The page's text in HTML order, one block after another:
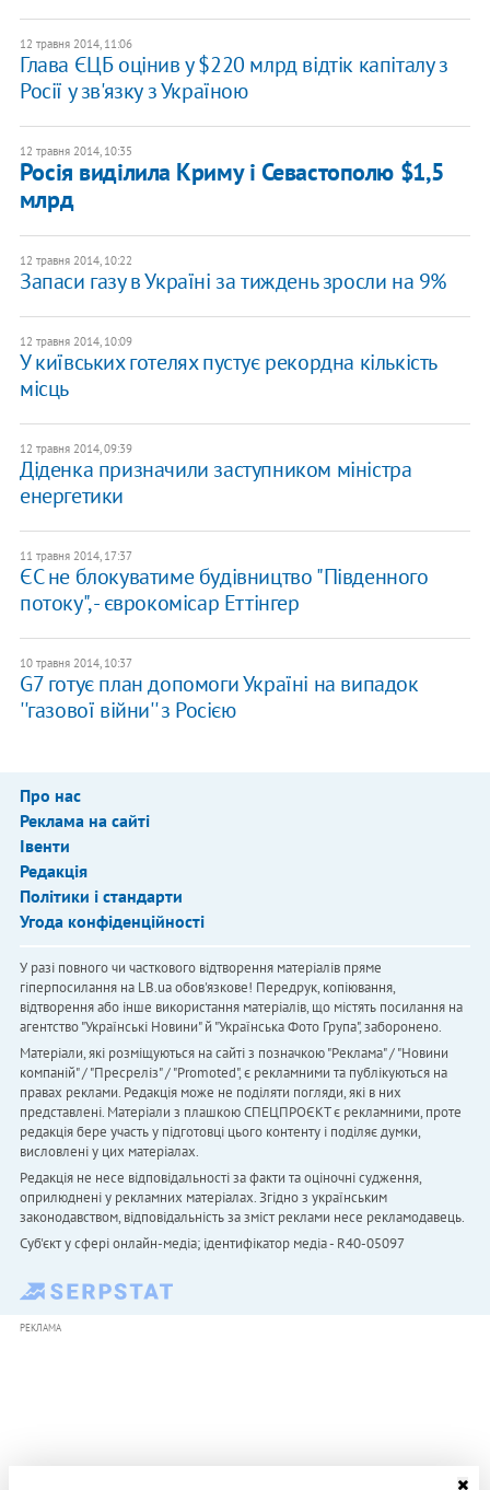
12 травня 2014, 11:06
Глава ЄЦБ оцінив у $220 млрд відтік капіталу з
Росії у зв'язку з Україною
12 травня 2014, 10:35
Росія виділила Криму і Севастополю $1,5
млрд
12 травня 2014, 10:22
Запаси газу в Україні за тиждень зросли на 9%
12 травня 2014, 10:09
У київських готелях пустує рекордна кількість
місць
12 травня 2014, 09:39
Діденка призначили заступником міністра
енергетики
11 травня 2014, 17:37
ЄС не блокуватиме будівництво "Південного
потоку", - єврокомісар Еттінгер
10 травня 2014, 10:37
G7 готує план допомоги Україні на випадок
''газової війни'' з Росією
Про нас
Реклама на сайті
Івенти
Редакція
Політики і стандарти
Угода конфіденційності
У разі повного чи часткового відтворення матеріалів пряме
гіперпосилання на LB.ua обов'язкове! Передрук, копіювання,
відтворення або інше використання матеріалів, що містять посилання на
агентство "Українськi Новини" й "Українська Фото Група", заборонено.
Матеріали, які розміщуються на сайті з позначкою "Реклама" / "Новини
компаній" / "Пресреліз" / "Promoted", є рекламними та публікуються на
правах реклами. Редакція може не поділяти погляди, які в них
представлені. Матеріали з плашкою СПЕЦПРОЄКТ є рекламними, проте
редакція бере участь у підготовці цього контенту і поділяє думки,
висловлені у цих матеріалах.
Редакція не несе відповідальності за факти та оціночні судження,
оприлюднені у рекламних матеріалах. Згідно з українським
законодавством, відповідальність за зміст реклами несе рекламодавець.
Cуб'єкт у сфері онлайн-медіа; ідентифікатор медіа - R40-05097
РЕКЛАМА